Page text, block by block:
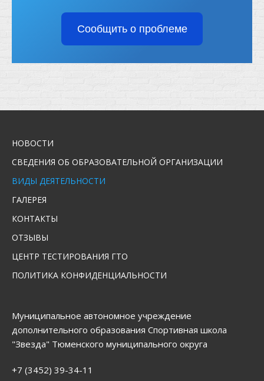
Сообщить о проблеме
НОВОСТИ
СВЕДЕНИЯ ОБ ОБРАЗОВАТЕЛЬНОЙ ОРГАНИЗАЦИИ
ВИДЫ ДЕЯТЕЛЬНОСТИ
ГАЛЕРЕЯ
КОНТАКТЫ
ОТЗЫВЫ
ЦЕНТР ТЕСТИРОВАНИЯ ГТО
ПОЛИТИКА КОНФИДЕНЦИАЛЬНОСТИ
Муниципальное автономное учреждение
дополнительного образования Спортивная школа
"Звезда" Тюменского муниципального округа
+7 (3452) 39-34-11